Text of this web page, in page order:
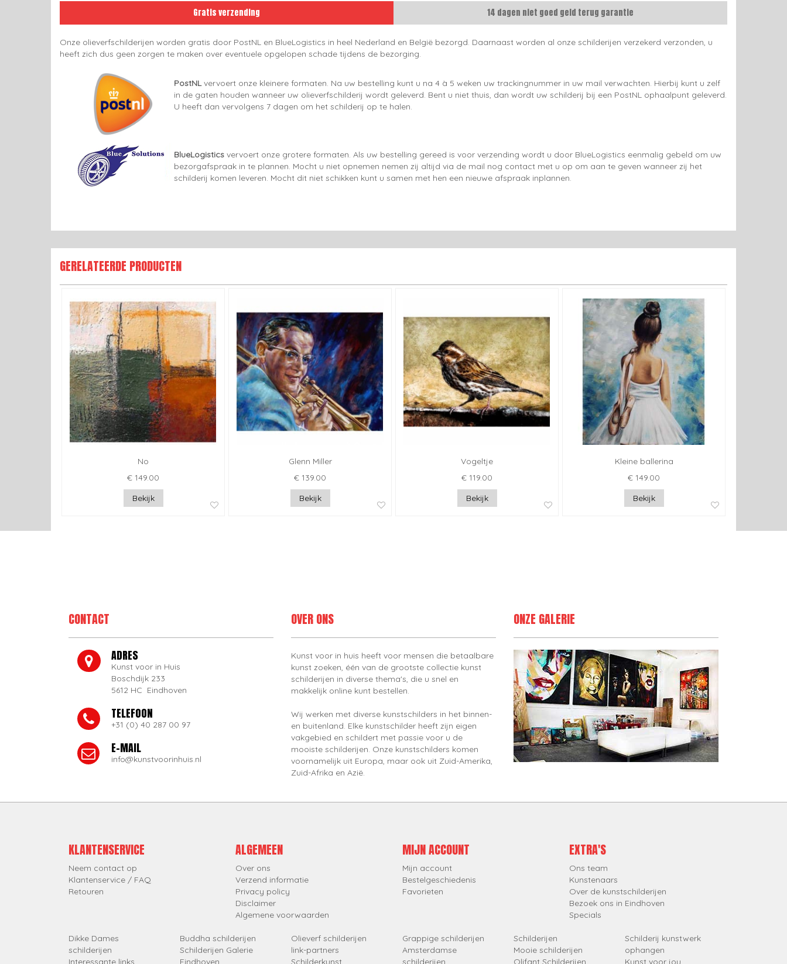
Gratis verzending 14 dagen niet goed geld terug garantie
Onze olieverfschilderijen worden gratis door PostNL en BlueLogistics in heel Nederland en België bezorgd. Daarnaast worden al onze schilderijen verzekerd verzonden, u
heeft zich dus geen zorgen te maken over eventuele opgelopen schade tijdens de bezorging.
PostNLvervoert onze kleinere formaten. Na uw bestelling kunt u na 4 à 5 weken uw trackingnummer in uw mail verwachten. Hierbij kunt u zelf
in de gaten houden wanneer uw olieverfschilderij wordt geleverd. Bent u niet thuis, dan wordt uw schilderij bij een PostNL ophaalpunt geleverd.
U heeft dan vervolgens 7 dagen om het schilderij op te halen.
BlueLogistics vervoert onze grotere formaten. Als uw bestelling gereed is voor verzending wordt u door BlueLogistics eenmalig gebeld om uw
bezorgafspraak in te plannen. Mocht u niet opnemen nemen zij altijd via de mail nog contact met u op om aan te geven wanneer zij het
schilderij komen leveren. Mocht dit niet schikken kunt u samen met hen een nieuwe afspraak inplannen.
GERELATEERDE PRODUCTEN
No
€ 149.00
Bekijk
Glenn Miller
€ 139.00
Bekijk
Vogeltje
€ 119.00
Bekijk
Kleine ballerina
€ 149.00
Bekijk
CONTACT
ADRES
Kunst voor in Huis
Boschdijk 233
5612 HC Eindhoven
TELEFOON
+31 (0) 40 287 00 97
E-MAIL
info@kunstvoorinhuis.nl
OVER ONS
Kunst voor in huis heeft voor mensen die betaalbare
kunst zoeken, één van de grootste collectie kunst
schilderijen in diverse thema's, die u snel en
makkelijk online kunt bestellen.
Wij werken met diverse kunstschilders in het binnen-
en buitenland. Elke kunstschilder heeft zijn eigen
vakgebied en schildert met passie voor u de
mooiste schilderijen. Onze kunstschilders komen
voornamelijk uit Europa, maar ook uit Zuid-Amerika,
Zuid-Afrika en Azië.
ONZE GALERIE
KLANTENSERVICE
Neem contact op
Klantenservice / FAQ
Retouren
ALGEMEEN
Over ons
Verzend informatie
Privacy policy
Disclaimer
Algemene voorwaarden
MIJN ACCOUNT
Mijn account
Bestelgeschiedenis
Favorieten
EXTRA'S
Ons team
Kunstenaars
Over de kunstschilderijen
Bezoek ons in Eindhoven
Specials
Dikke Dames
schilderijen
Interessante links
Buddha schilderijen
Schilderijen Galerie
Eindhoven
Olieverf schilderijen
link-partners
Schilderkunst
Grappige schilderijen
Amsterdamse
schilderijen
Schilderijen
Mooie schilderijen
Olifant Schilderijen
Schilderij kunstwerk
ophangen
Kunst voor jou